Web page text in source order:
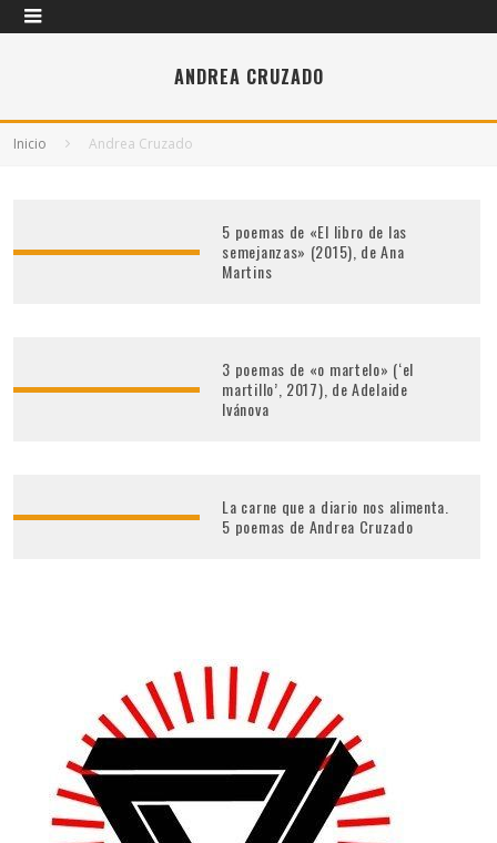
ANDREA CRUZADO
Inicio Andrea Cruzado
5 poemas de «El libro de las
semejanzas» (2015), de Ana
Martins
3 poemas de «o martelo» (‘el
martillo’, 2017), de Adelaide
Ivánova
La carne que a diario nos alimenta.
5 poemas de Andrea Cruzado